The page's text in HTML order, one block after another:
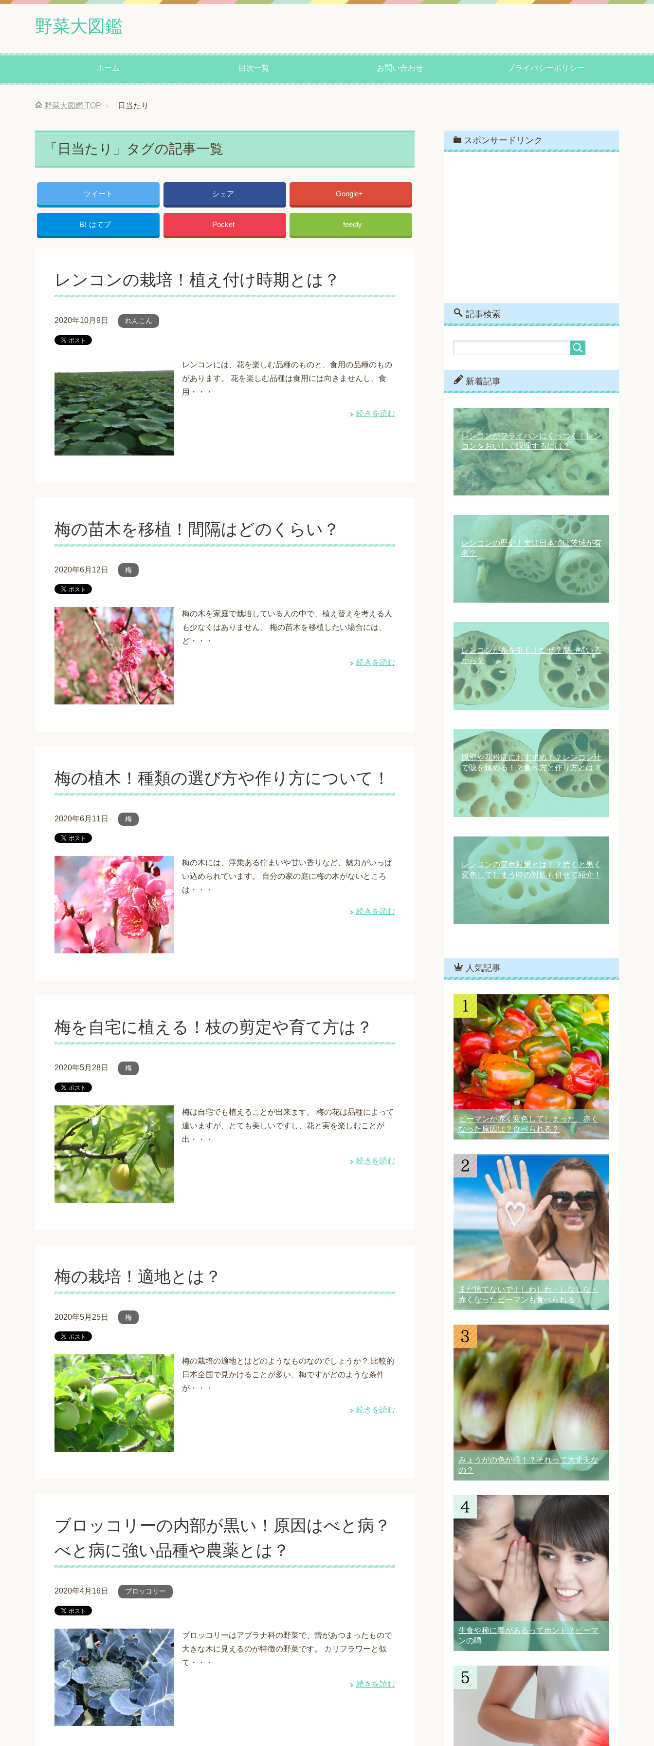
野菜大図鑑
ホーム 目次一覧 お問い合わせ プライバシーポリシー
野菜大図鑑 TOP 日当たり
「日当たり」タグの記事一覧
ツイート シェア Google+
B! はてブ Pocket feedly
レンコンの栽培！植え付け時期とは？
2020年10月9日 れんこん
レンコンには、花を楽しむ品種のものと、食用の品種のもの
があります。 花を楽しむ品種は食用には向きませんし、食
用・・・
続きを読む
梅の苗木を移植！間隔はどのくらい？
2020年6月12日 梅
梅の木を家庭で栽培している人の中で、植え替えを考える人
も少なくはありません。 梅の苗木を移植したい場合には、
ど・・・
続きを読む
梅の植木！種類の選び方や作り方について！
2020年6月11日 梅
梅の木には、浮乗ある佇まいや甘い香りなど、魅力がいっぱ
い込められています。 自分の家の庭に梅の木がないところ
は・・・
続きを読む
梅を自宅に植える！枝の剪定や育て方は？
2020年5月28日 梅
梅は自宅でも植えることが出来ます。 梅の花は品種によって
違いますが、とても美しいですし、花と実を楽しむことが
出・・・
続きを読む
梅の栽培！適地とは？
2020年5月25日 梅
梅の栽培の適地とはどのようなものなのでしょうか？ 比較的
日本全国で見かけることが多い、梅ですがどのような条件
が・・・
続きを読む
ブロッコリーの内部が黒い！原因はべと病？
べと病に強い品種や農薬とは？
2020年4月16日 ブロッコリー
ブロッコリーはアブラナ科の野菜で、蕾があつまったもので
大きな木に見えるのが特徴の野菜です。 カリフラワーと似
て・・・
続きを読む
スポンサードリンク
記事検索
新着記事
レンコンがフライパンにくっつく！レン
コンをおいしく調理するには？
レンコンの歴史！実は日本では茨城が有
名？
レンコンが糸を引く！なぜ？腐っている
から？
風邪や花粉症におすすめ！？レンコン汁
で咳を鎮める！？食べ方と作り方とは？
レンコンの変色対策とは！？焼くと黒く
変色してしまう時の対処も併せて紹介！
人気記事
ピーマンが赤く変色してしまった、赤く
なった原因は？食べられる？
まだ捨てないで！しわしわ・しなしな・
赤くなったピーマンも食べられる！
みょうがの色が緑！？それって大丈夫な
の？
生食や種に毒があるってホント？ピーマ
ンの噂